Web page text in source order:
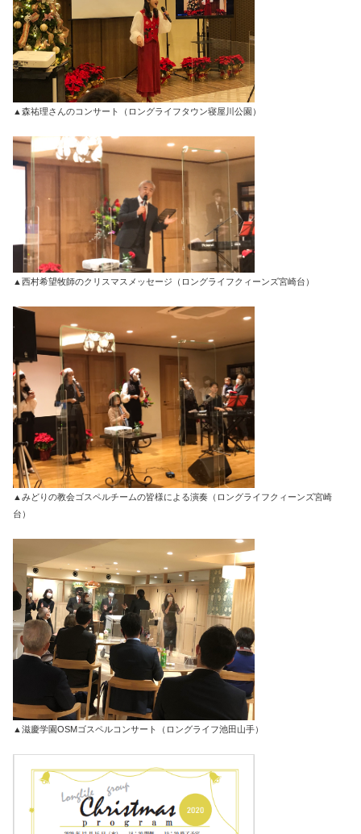
▲森祐理さんのコンサート（ロングライフタウン寝屋川公園）
▲西村希望牧師のクリスマスメッセージ（ロングライフクィーンズ宮崎台）
▲みどりの教会ゴスペルチームの皆様による演奏（ロングライフクィーンズ宮崎
台）
▲滋慶学園OSMゴスペルコンサート（ロングライフ池田山手）